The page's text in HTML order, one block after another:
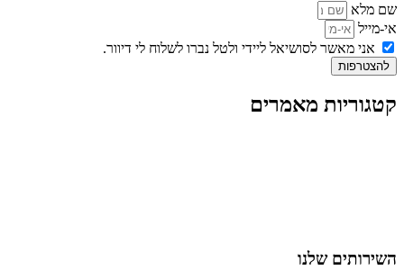
שם מלא
אי-מייל
אני מאשר לסושיאל ליידי ולטל נברו לשלוח לי דיוור.
להצטרפות
קטגוריות מאמרים
השירותים שלנו